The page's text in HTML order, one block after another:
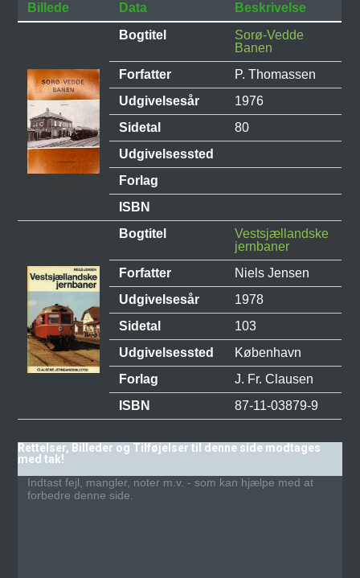
Billede
Data
Beskrivelse
Bogtitel
Sorø-Vedde
Banen
Forfatter
P. Thomassen
Udgivelsesår
1976
Sidetal
80
Udgivelsessted
Forlag
ISBN
Bogtitel
Vestsjællandske
jernbaner
Forfatter
Niels Jensen
Udgivelsesår
1978
Sidetal
103
Udgivelsessted
København
Forlag
J. Fr. Clausen
ISBN
87-11-03879-9
Rettelser, Billeder og Tilføjelser til denne side modtages
med tak!